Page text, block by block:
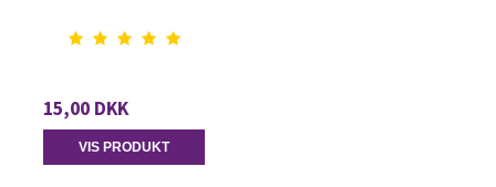
15,00 DKK
VIS PRODUKT